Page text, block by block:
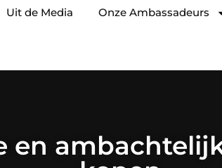
Uit de Media Onze Ambassadeurs
en